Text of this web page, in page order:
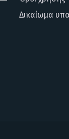
Δικαίωμα